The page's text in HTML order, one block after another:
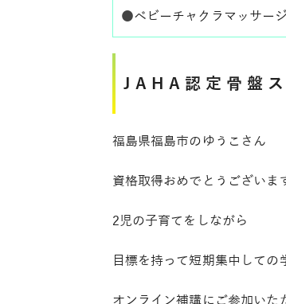
●ベビーチャクラマッサージ
JAHA認定骨盤
福島県福島市のゆうこさん
資格取得おめでとうございま
2児の子育てをしながら
目標を持って短期集中しての
オンライン補講にご参加いた